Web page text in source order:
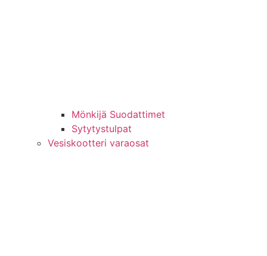
Mönkijä Suodattimet
Sytytystulpat
Vesiskootteri varaosat